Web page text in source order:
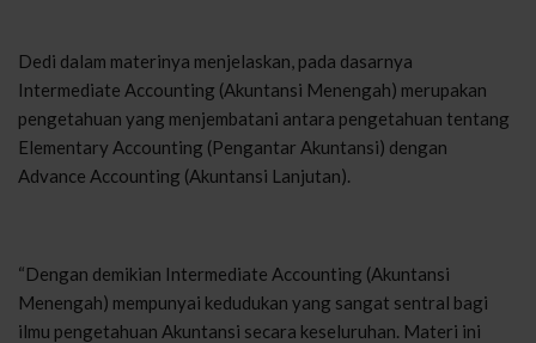
Dedi dalam materinya menjelaskan, pada dasarnya
Intermediate Account­ing (Akuntansi Menengah) merupakan
pengetahuan yang menjembatani antara pengetahuan tentang
Elementary Accounting (Pengantar Akuntansi) dengan
Advance Accounting (Akuntansi Lanjutan).
“Dengan demikian Intermediate Accounting (Akuntansi
Menengah) mempunyai kedudukan yang sangat sentral bagi
ilmu pengetahuan Akuntansi secara keseluruhan. Materi ini